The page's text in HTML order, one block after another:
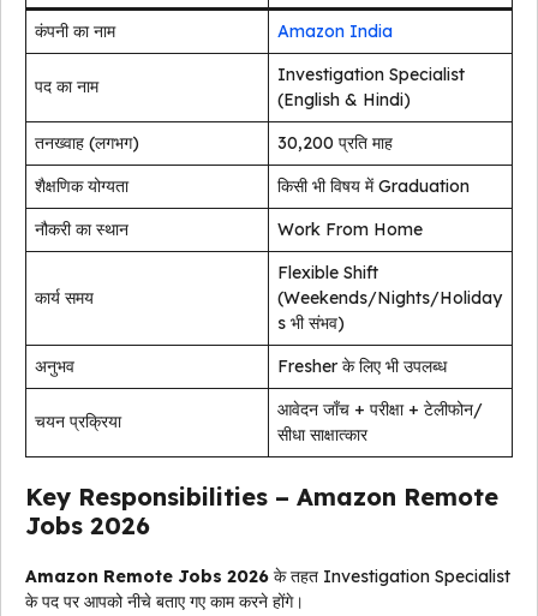
कंपनी का नाम Amazon India
पद का नाम
Investigation Specialist
(English & Hindi)
तनख्वाह (लगभग)
₹30,200 प्रति माह
शैक्षणिक योग्यता
किसी भी विषय में Graduation
नौकरी का स्थान
Work From Home
कार्य समय
Flexible Shift
(Weekends/Nights/Holiday
s भी संभव)
अनुभव
Fresher के लिए भी उपलब्ध
चयन प्रक्रिया
आवेदन जाँच + परीक्षा + टेलीफोन/
सीधा साक्षात्कार
Key Responsibilities – Amazon Remote
Jobs 2026
Amazon Remote Jobs 2026 के तहत Investigation Specialist
के पद पर आपको नीचे बताए गए काम करने होंगे।